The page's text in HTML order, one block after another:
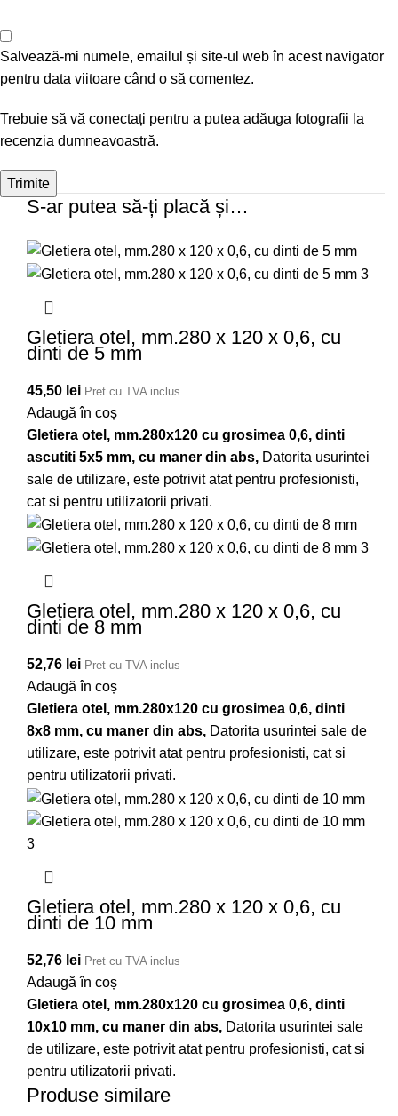
Salvează-mi numele, emailul și site-ul web în acest navigator
pentru data viitoare când o să comentez.
Trebuie să vă conectați pentru a putea adăuga fotografii la
recenzia dumneavoastră.
S-ar putea să-ți placă și…
Gletiera otel, mm.280 x 120 x 0,6, cu
dinti de 5 mm
45,50 lei Pret cu TVA inclus
Adaugă în coș
Gletiera otel, mm.280x120 cu grosimea 0,6, dinti
ascutiti 5x5 mm, cu maner din abs, Datorita usurintei
sale de utilizare, este potrivit atat pentru profesionisti,
cat si pentru utilizatorii privati.
Gletiera otel, mm.280 x 120 x 0,6, cu
dinti de 8 mm
52,76 lei Pret cu TVA inclus
Adaugă în coș
Gletiera otel, mm.280x120 cu grosimea 0,6, dinti
8x8 mm, cu maner din abs, Datorita usurintei sale de
utilizare, este potrivit atat pentru profesionisti, cat si
pentru utilizatorii privati.
Gletiera otel, mm.280 x 120 x 0,6, cu
dinti de 10 mm
52,76 lei Pret cu TVA inclus
Adaugă în coș
Gletiera otel, mm.280x120 cu grosimea 0,6, dinti
10x10 mm, cu maner din abs, Datorita usurintei sale
de utilizare, este potrivit atat pentru profesionisti, cat si
pentru utilizatorii privati.
Produse similare